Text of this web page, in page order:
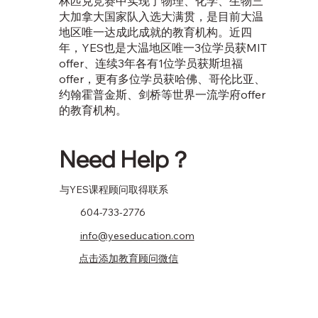
大加拿大国家队入选大满贯，是目前大温
地区唯一达成此成就的教育机构。近四
年，YES也是大温地区唯一3位学员获MIT
offer、连续3年各有1位学员获斯坦福
offer，更有多位学员获哈佛、哥伦比亚、
约翰霍普金斯、剑桥等世界一流学府offer
的教育机构。
Need Help？
​与YES课程顾问取得联系
604-733-2776
info@yeseducation.com
点击添加教育顾问微信